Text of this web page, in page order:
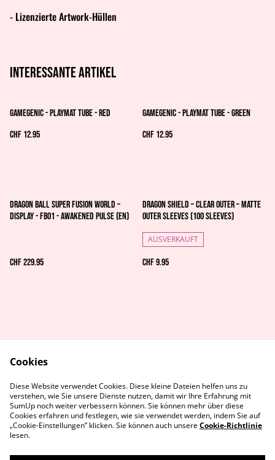
- Lizenzierte Artwork-Hüllen
Interessante artikel
Gamegenic - Playmat Tube - Red
CHF 12.95
Gamegenic - Playmat Tube - Green
CHF 12.95
Dragon Ball Super Fusion World –
Display - FB01 - Awakened Pulse (EN)
CHF 229.95
Dragon Shield – Clear Outer – Matte
Outer Sleeves (100 Sleeves)
AUSVERKAUFT
CHF 9.95
Datenschutz
Cookie-Richtlinie
Kontaktiere uns
Cookies
Diese Website verwendet Cookies. Diese kleine Dateien helfen uns zu
verstehen, wie Sie unsere Dienste nutzen, damit wir Ihre Erfahrung mit
SumUp noch weiter verbessern können. Sie können mehr über diese
Cookies erfahren und festlegen, wie sie verwendet werden, indem Sie auf
„Cookie-Einstellungen” klicken. Sie können auch unsereCookie-Richtlinie
lesen.